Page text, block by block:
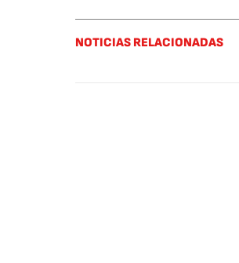
NOTICIAS RELACIONADAS